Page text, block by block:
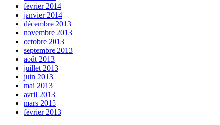
février 2014
janvier 2014
décembre 2013
novembre 2013
octobre 2013
septembre 2013
août 2013
juillet 2013
juin 2013
mai 2013
avril 2013
mars 2013
février 2013